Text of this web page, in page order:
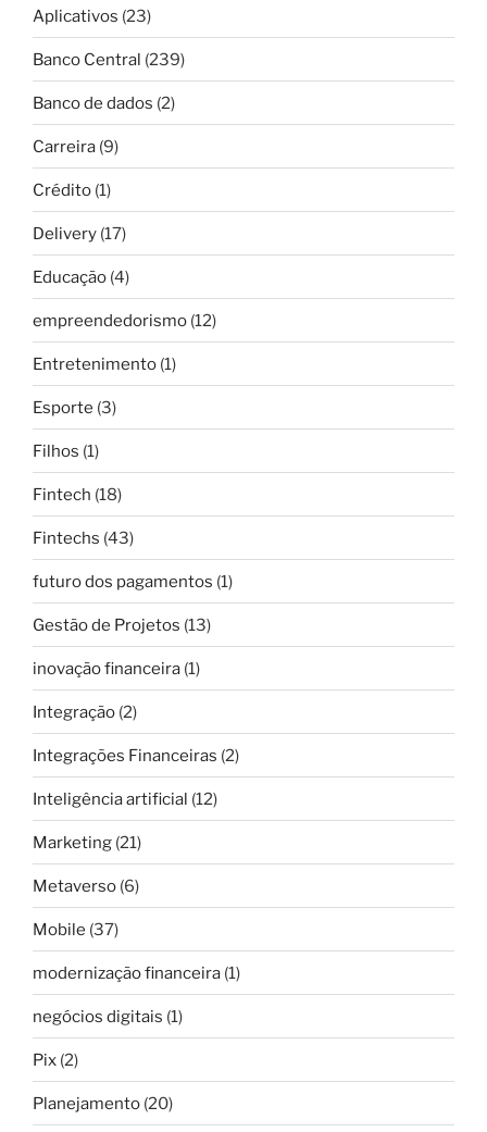
Aplicativos (23)
Banco Central (239)
Banco de dados (2)
Carreira (9)
Crédito (1)
Delivery (17)
Educação (4)
empreendedorismo (12)
Entretenimento (1)
Esporte (3)
Filhos (1)
Fintech (18)
Fintechs (43)
futuro dos pagamentos (1)
Gestão de Projetos (13)
inovação financeira (1)
Integração (2)
Integrações Financeiras (2)
Inteligência artificial (12)
Marketing (21)
Metaverso (6)
Mobile (37)
modernização financeira (1)
negócios digitais (1)
Pix (2)
Planejamento (20)